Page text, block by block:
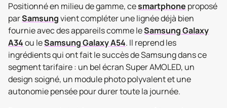
Positionné en milieu de gamme, cesmartphone proposé
parSamsungvient compléter une lignée déjà bien
fournie avec des appareils comme leSamsung Galaxy
A34ou leSamsung Galaxy A54. Il reprend les
ingrédients qui ont fait le succès de Samsung dans ce
segment tarifaire : un bel écran Super AMOLED, un
design soigné, un module photo polyvalent et une
autonomie pensée pour durer toute la journée.